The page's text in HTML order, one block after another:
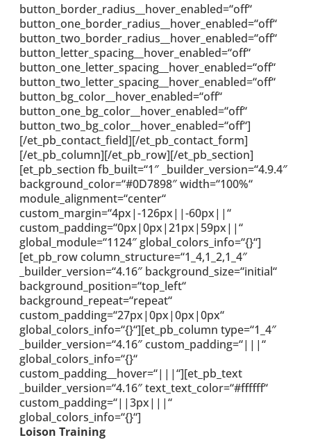
button_border_radius__hover_enabled=“off“
button_one_border_radius__hover_enabled=“off“
button_two_border_radius__hover_enabled=“off“
button_letter_spacing__hover_enabled=“off“
button_one_letter_spacing__hover_enabled=“off“
button_two_letter_spacing__hover_enabled=“off“
button_bg_color__hover_enabled=“off“
button_one_bg_color__hover_enabled=“off“
button_two_bg_color__hover_enabled=“off“]
[/et_pb_contact_field][/et_pb_contact_form]
[/et_pb_column][/et_pb_row][/et_pb_section]
[et_pb_section fb_built=“1″ _builder_version=“4.9.4″
background_color=“#0D7898″ width=“100%“
module_alignment=“center“
custom_margin=“4px|-126px||-60px||“
custom_padding=“0px|0px|21px|59px||“
global_module=“1124″ global_colors_info=“{}“]
[et_pb_row column_structure=“1_4,1_2,1_4″
_builder_version=“4.16″ background_size=“initial“
background_position=“top_left“
background_repeat=“repeat“
custom_padding=“27px|0px|0px|0px“
global_colors_info=“{}“][et_pb_column type=“1_4″
_builder_version=“4.16″ custom_padding=“|||“
global_colors_info=“{}“
custom_padding__hover=“|||“][et_pb_text
_builder_version=“4.16″ text_text_color=“#ffffff“
custom_padding=“||3px|||“
global_colors_info=“{}“]
Loison Training